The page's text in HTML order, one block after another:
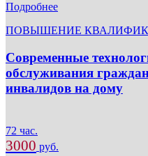
Подробнее
ПОВЫШЕНИЕ
Современные
обслуживания
инвалидов на дому
72 час.
3000 руб.